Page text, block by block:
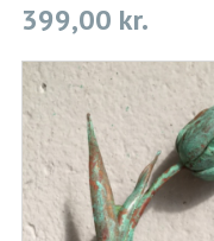
399,00 kr.